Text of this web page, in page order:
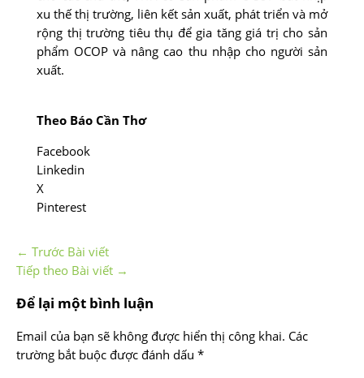
xu thế thị trường, liên kết sản xuất, phát triển và mở
rộng thị trường tiêu thụ để gia tăng giá trị cho sản
phẩm OCOP và nâng cao thu nhập cho người sản
xuất.
Theo Báo Cần Thơ
Facebook
Linkedin
X
Pinterest
← Trước Bài viết
Tiếp theo Bài viết →
Để lại một bình luận
Email của bạn sẽ không được hiển thị công khai. Các
trường bắt buộc được đánh dấu *